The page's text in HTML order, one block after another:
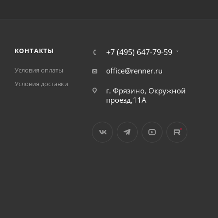
КОНТАКТЫ
Условия оплаты
Условия доставки
+7 (495) 647-79-59
office@renner.ru
г. Фрязино, Окружной
проезд,11А